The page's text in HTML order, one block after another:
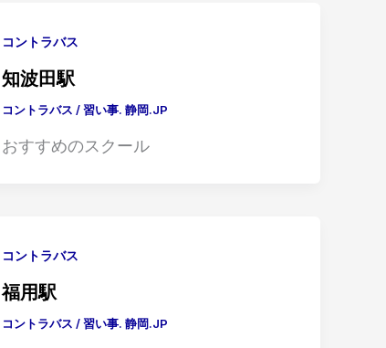
コントラバス
知波田駅
コントラバス /習い事. 静岡.JP
おすすめのスクール
コントラバス
福用駅
コントラバス /習い事. 静岡.JP